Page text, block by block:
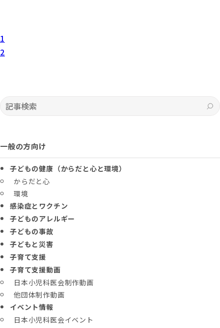
1
2
記事検索
一般の方向け
子どもの健康（からだと心と環境）
からだと心
環境
感染症とワクチン
子どものアレルギー
子どもの事故
子どもと災害
子育て支援
子育て支援動画
日本小児科医会制作動画
他団体制作動画
イベント情報
日本小児科医会イベント